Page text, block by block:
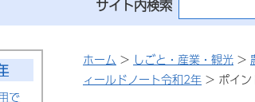
サイト内検索
で
ホーム > しごと・産業・観光 >
ィールドノート令和2年 > ポイン